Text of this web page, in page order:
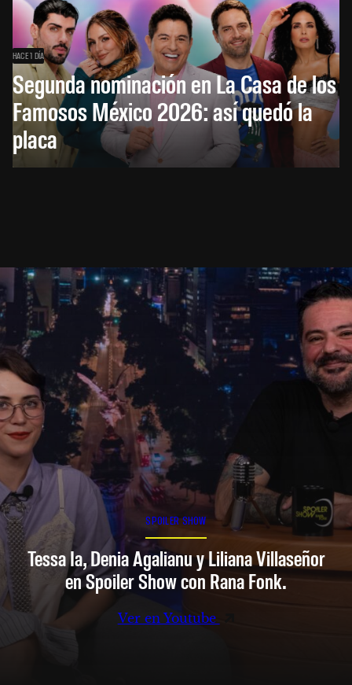
HACE 1 DÍA
Segunda nominación en La Casa de los
Famosos México 2026: así quedó la
placa
SPOILER SHOW
Tessa Ia, Denia Agalianu y Liliana Villaseñor
en Spoiler Show con Rana Fonk.
Ver en Youtube